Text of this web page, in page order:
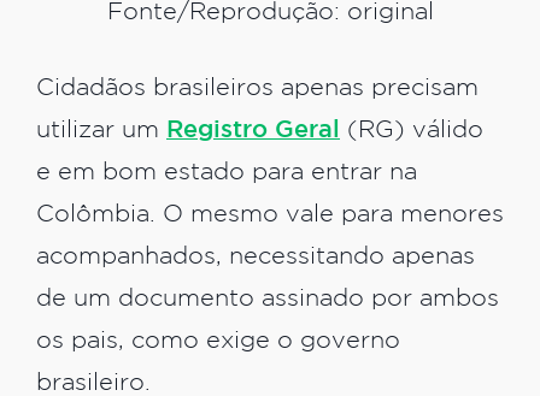
Fonte/Reprodução: original
Cidadãos brasileiros apenas precisam
utilizar um Registro Geral (RG) válido
e em bom estado para entrar na
Colômbia. O mesmo vale para menores
acompanhados, necessitando apenas
de um documento assinado por ambos
os pais, como exige o governo
brasileiro.